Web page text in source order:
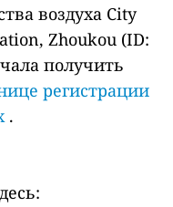
воздуха City
Zhoukou (ID:
получить
регистрации
.